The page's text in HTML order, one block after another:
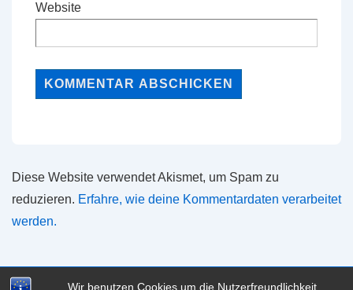
Wir benutzen Cookies um die Nutzerfreundlichkeit
Website
Diese Website verwendet Akismet, um Spam zu
reduzieren. Erfahre, wie deine Kommentardaten verarbeitet
werden.